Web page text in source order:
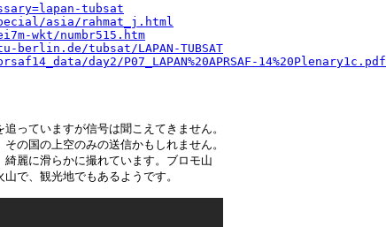
tubsat
asia/rahmat_j.html
wkt/numbr515.htm
tubsat/LAPAN-TUBSAT
day2/P07_LAPAN%20APRSAF-14%20Plenary1c.pdf
っていますが信号は聞こえてきません。
の国の上空のみの送信かもしれません。
麗に滑らかに撮れています。ブロモ山
で、観光地でもあるようです。